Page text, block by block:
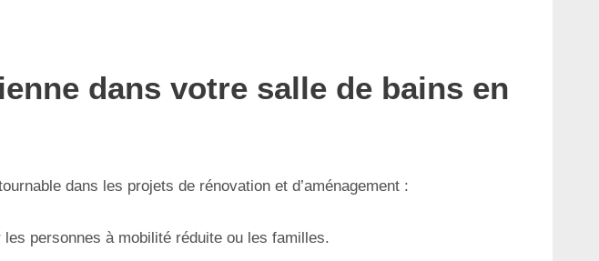
dans votre salle de bains en
dans les projets de rénovation et d’aménagement :
personnes à mobilité réduite ou les familles.